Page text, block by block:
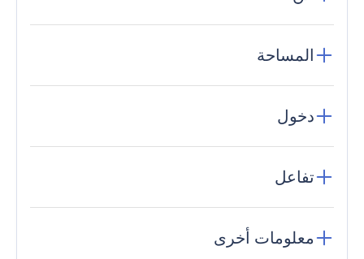
المساحة
دخول
تفاعل
معلومات أخرى